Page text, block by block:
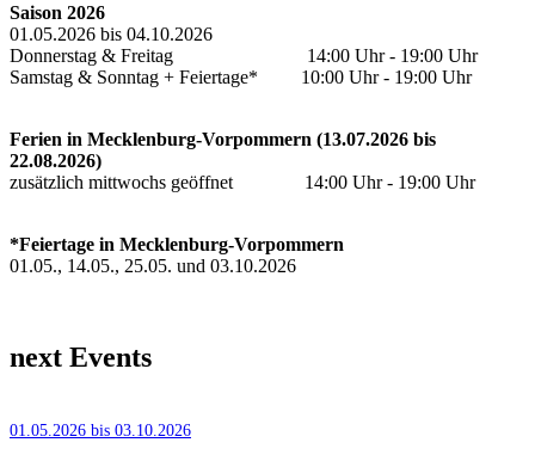
Saison 2026
01.05.2026 bis 04.10.2026
Donnerstag & Freitag 14:00 Uhr - 19:00 Uhr
Samstag & Sonntag + Feiertage* 10:00 Uhr - 19:00 Uhr
Ferien in Mecklenburg-Vorpommern (13.07.2026 bis
22.08.2026)
zusätzlich mittwochs geöffnet 14:00 Uhr - 19:00 Uhr
*Feiertage in Mecklenburg-Vorpommern
01.05., 14.05., 25.05. und 03.10.2026
next Events
01.05.2026 bis 03.10.2026